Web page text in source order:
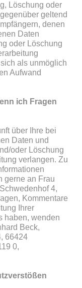
Löschung oder
geltend
denen
Daten
oder Löschung
als unmöglich
Aufwand
ich Fragen
über Ihre bei
Daten und
oder Löschung
verlangen. Zu
gerne an Frau
4,
Kommentare
Ihrer
haben, wenden
Beck,
66424
0,